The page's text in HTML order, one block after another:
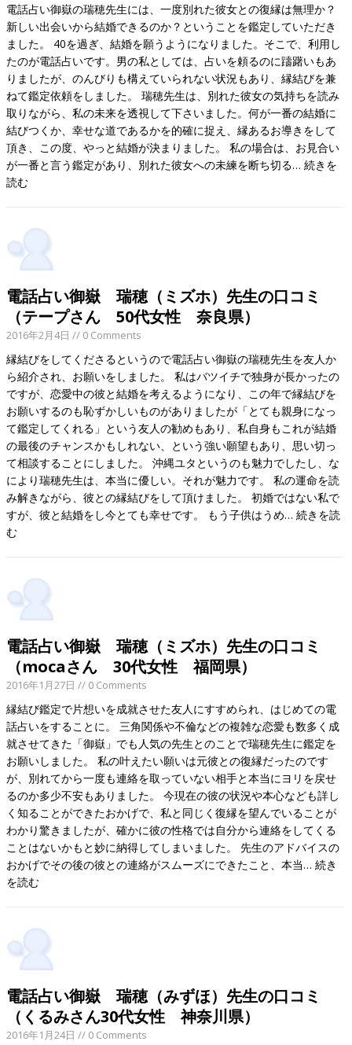
電話占い御嶽の瑞穂先生には、一度別れた彼女との復縁は無理か？
新しい出会いから結婚できるのか？ということを鑑定していただき
ました。 40を過ぎ、結婚を願うようになりました。そこで、利用し
たのが電話占いです。男の私としては、占いを頼るのに躊躇いもあ
りましたが、のんびりも構えていられない状況もあり、縁結びを兼
ねて鑑定依頼をしました。 瑞穂先生は、別れた彼女の気持ちを読み
取りながら、私の未来を透視して下さいました。何が一番の結婚に
結びつくか、幸せな道であるかを的確に捉え、縁あるお導きをして
頂き、この度、やっと結婚が決まりました。 私の場合は、お見合い
が一番と言う鑑定があり、別れた彼女への未練を断ち切る…続きを
読む
電話占い御嶽 瑞穂（ミズホ）先生の口コミ
（テープさん 50代女性 奈良県）
2016年2月4日 // 0 Comments
縁結びをしてくださるというので電話占い御嶽の瑞穂先生を友人か
ら紹介され、お願いをしました。 私はバツイチで独身が長かったの
ですが、恋愛中の彼と結婚を考えるようになり、この年で縁結びを
お願いするのも恥ずかしいものがありましたが「とても親身になっ
て鑑定してくれる」という友人の勧めもあり、私自身もこれが結婚
の最後のチャンスかもしれない、という強い願望もあり、思い切っ
て相談することにしました。 沖縄ユタというのも魅力でしたし、な
により瑞穂先生は、本当に優しい。それが魅力です。 私の運命を読
み解きながら、彼との縁結びをして頂けました。 初婚ではない私で
すが、彼と結婚をし今とても幸せです。 もう子供はうめ…続きを読
む
電話占い御嶽 瑞穂（ミズホ）先生の口コミ
（mocaさん 30代女性 福岡県）
2016年1月27日 // 0 Comments
縁結び鑑定で片想いを成就させた友人にすすめられ、はじめての電
話占いをすることに。 三角関係や不倫などの複雑な恋愛も数多く成
就させてきた「御嶽」でも人気の先生とのことで瑞穂先生に鑑定を
お願いしました。 私の叶えたい願いは元彼との復縁だったのです
が、別れてから一度も連絡を取っていない相手と本当にヨリを戻せ
るのか多少不安もありました。 今現在の彼の状況や本心なども詳し
く知ることができたおかげで、私と同じく復縁を望んでいることが
わかり驚きましたが、確かに彼の性格では自分から連絡をしてくる
ことはないかもと妙に納得してしまいました。 先生のアドバイスの
おかげでその後の彼との連絡がスムーズにできたこと、本当…続き
を読む
電話占い御嶽 瑞穂（みずほ）先生の口コミ
（くるみさん30代女性 神奈川県）
2016年1月24日 // 0 Comments